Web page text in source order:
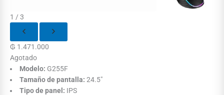
1 / 3
₲ 1.471.000
Agotado
Modelo: G255F
Tamaño de pantalla: 24.5"
Tipo de panel: IPS